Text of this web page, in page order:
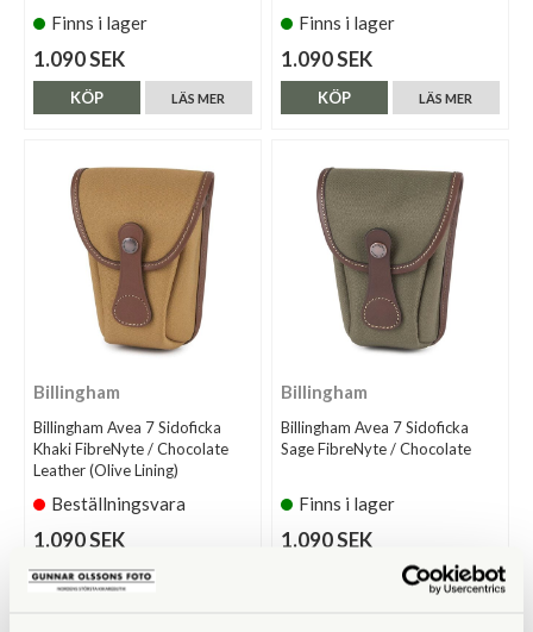
Finns i lager
1.090 SEK
LÄS MER
KÖP
Finns i lager
1.090 SEK
LÄS MER
KÖP
Billingham
Billingham Avea 7 Sidoficka
Khaki FibreNyte / Chocolate
Leather (Olive Lining)
Beställningsvara
1.090 SEK
KÖP
Billingham
Billingham Avea 7 Sidoficka
Sage FibreNyte / Chocolate
Finns i lager
1.090 SEK
LÄS MER